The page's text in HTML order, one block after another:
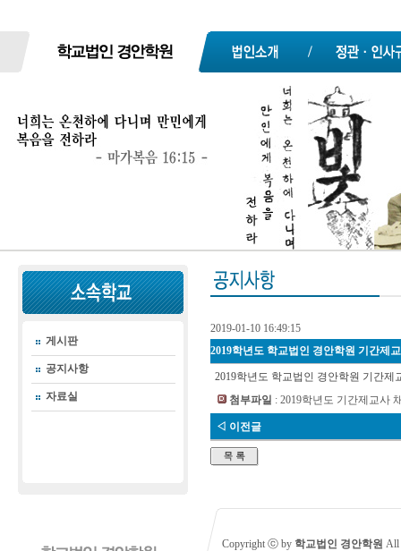
게시판
공지사항
자료실
2019-01-10 16:49:15
2019학년도 학교법인 경안학원 기간제
2019학년도 학교법인 경안학원 기간제
첨부파일 : 2019학년도 기간제교사
◁ 이전글
Copyright ⓒ by 학교법인 경안학원 All